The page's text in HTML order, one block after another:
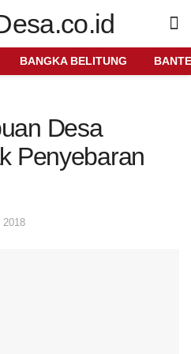
BANGKA BELITUNG
Desa
Penyebaran
2018